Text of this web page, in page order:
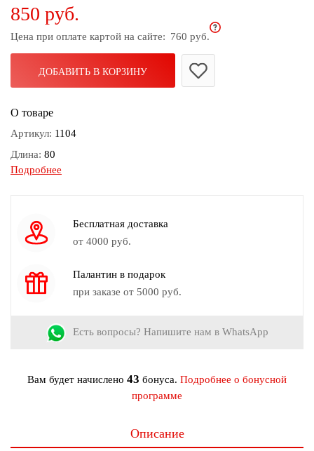
дома
Белье
и
колготки
для
пляжа
Новинки
850 руб.
Цена при оплате картой на сайте: 760 руб.
ДОБАВИТЬ В КОРЗИНУ
О товаре
Артикул: 1104
Длина: 80
Диаметр:0.5-2.5
Цвет:Зеленый, Золотой, Черный
Подробнее
Бесплатная доставка
от 4000 руб.
Палантин в подарок
при заказе от 5000 руб.
Есть вопросы? Напишите нам в WhatsApp
Вам будет начислено 43 бонуса. Подробнее о бонусной
программе
Описание